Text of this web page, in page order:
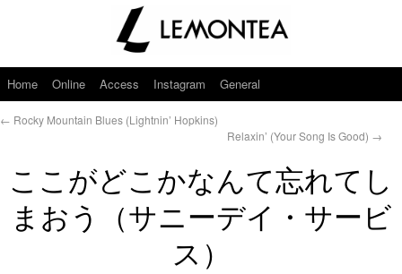
Home Online Access Instagram General
← Rocky Mountain Blues (Lightnin’ Hopkins)
Relaxin’ (Your Song Is Good) →
ここがどこかなんて忘れてし
まおう（サニーデイ・サービ
ス）